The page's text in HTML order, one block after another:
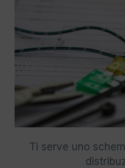
Ti serve uno